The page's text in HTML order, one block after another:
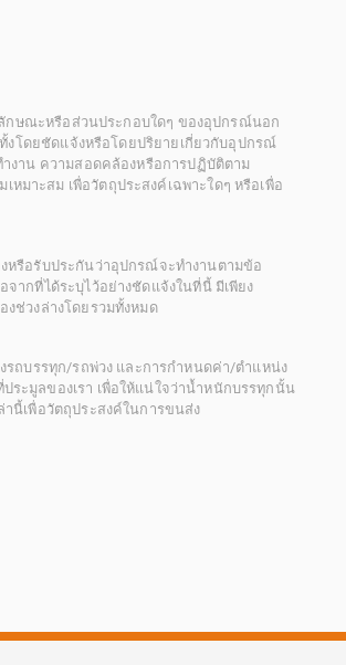
กษณะหรือส่วนประกอบใดๆ ของอุปกรณ์นอก
งโดยชัดแจ้งหรือโดยปริยายเกี่ยวกับอุปกรณ์
ำงาน ความสอดคล้องหรือการปฏิบัติตาม
มาะสม เพื่อวัตถุประสงค์เฉพาะใดๆ หรือเพื่อ
หรือรับประกันว่าอุปกรณ์จะทำงานตามข้อ
ากที่ได้ระบุไว้อย่างชัดแจ้งในที่นี้ มีเพียง
ช่วงล่างโดยรวมทั้งหมด
รถบรรทุก/รถพ่วง และการกำหนดค่า/ตำแหน่ง
ะมูลของเรา เพื่อให้แน่ใจว่าน้ำหนักบรรทุกนั้น
นี้เพื่อวัตถุประสงค์ในการขนส่ง